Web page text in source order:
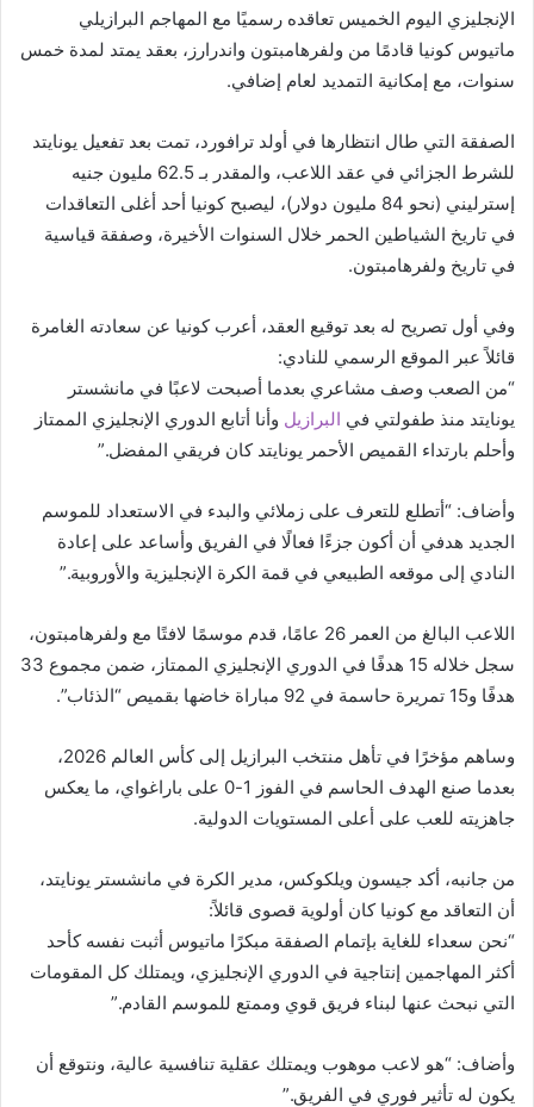
الإنجليزي اليوم الخميس تعاقده رسميًا مع المهاجم البرازيلي
ماتيوس كونيا قادمًا من ولفرهامبتون واندرارز، بعقد يمتد لمدة خمس
سنوات، مع إمكانية التمديد لعام إضافي.
الصفقة التي طال انتظارها في أولد ترافورد، تمت بعد تفعيل يونايتد
للشرط الجزائي في عقد اللاعب، والمقدر بـ 62.5 مليون جنيه
إسترليني (نحو 84 مليون دولار)، ليصبح كونيا أحد أغلى التعاقدات
في تاريخ الشياطين الحمر خلال السنوات الأخيرة، وصفقة قياسية
في تاريخ ولفرهامبتون.
وفي أول تصريح له بعد توقيع العقد، أعرب كونيا عن سعادته الغامرة
قائلاً عبر الموقع الرسمي للنادي:
“من الصعب وصف مشاعري بعدما أصبحت لاعبًا في مانشستر
يونايتد منذ طفولتي في البرازيل وأنا أتابع الدوري الإنجليزي الممتاز
وأحلم بارتداء القميص الأحمر يونايتد كان فريقي المفضل.”
وأضاف: “أتطلع للتعرف على زملائي والبدء في الاستعداد للموسم
الجديد هدفي أن أكون جزءًا فعالًا في الفريق وأساعد على إعادة
النادي إلى موقعه الطبيعي في قمة الكرة الإنجليزية والأوروبية.”
اللاعب البالغ من العمر 26 عامًا، قدم موسمًا لافتًا مع ولفرهامبتون،
سجل خلاله 15 هدفًا في الدوري الإنجليزي الممتاز، ضمن مجموع 33
هدفًا و15 تمريرة حاسمة في 92 مباراة خاضها بقميص “الذئاب”.
وساهم مؤخرًا في تأهل منتخب البرازيل إلى كأس العالم 2026،
بعدما صنع الهدف الحاسم في الفوز 1-0 على باراغواي، ما يعكس
جاهزيته للعب على أعلى المستويات الدولية.
من جانبه، أكد جيسون ويلكوكس، مدير الكرة في مانشستر يونايتد،
أن التعاقد مع كونيا كان أولوية قصوى قائلاً:
“نحن سعداء للغاية بإتمام الصفقة مبكرًا ماتيوس أثبت نفسه كأحد
أكثر المهاجمين إنتاجية في الدوري الإنجليزي، ويمتلك كل المقومات
التي نبحث عنها لبناء فريق قوي وممتع للموسم القادم.”
وأضاف: “هو لاعب موهوب ويمتلك عقلية تنافسية عالية، ونتوقع أن
يكون له تأثير فوري في الفريق.”